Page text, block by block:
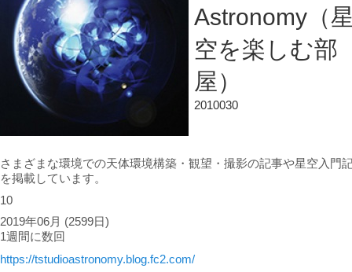
Astronomy（
空を楽しむ部
屋）
2010030
さまざまな環境での天体環境構築・観望・撮影の記事や星空入門
を掲載しています。
10
2019年06月 (2599日)
1週間に数回
https://tstudioastronomy.blog.fc2.com/